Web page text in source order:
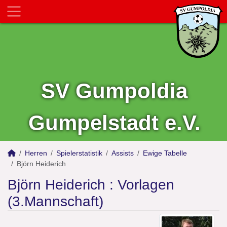
SV Gumpoldia
Gumpelstadt e.V.
Herren Spielerstatistik Assists
Ewige Tabelle
Björn Heiderich
Björn Heiderich : Vorlagen
(3.Mannschaft)